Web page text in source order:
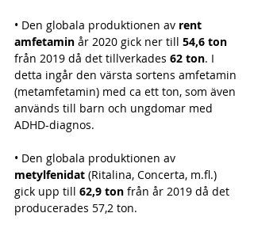
• Den globala produktionen av rent
amfetamin år 2020 gick ner till 54,6 ton
från 2019 då det tillverkades 62 ton. I
detta ingår den värsta sortens amfetamin
(metamfetamin) med ca ett ton, som även
används till barn och ungdomar med
ADHD-diagnos.
• Den globala produktionen av
metylfenidat (Ritalina, Concerta, m.fl.)
gick upp till 62,9 ton från år 2019 då det
producerades 57,2 ton.